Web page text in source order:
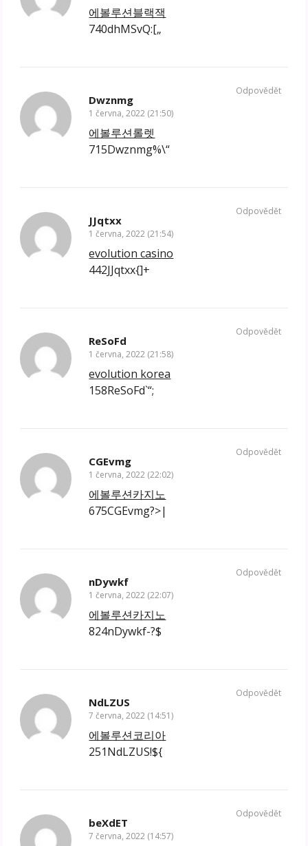
에볼루션블랙잭
740dhMSvQ:[„
Dwznmg
1 června, 2022 (21:50)
에볼루션롤렛
715Dwznmg%\“
Odpovědět
JJqtxx
1 června, 2022 (21:54)
evolution casino
442JJqtxx{]+
Odpovědět
ReSoFd
1 června, 2022 (21:58)
evolution korea
158ReSoFd`“;
Odpovědět
CGEvmg
1 června, 2022 (22:02)
에볼루션카지노
675CGEvmg?>|
Odpovědět
nDywkf
1 června, 2022 (22:07)
에볼루션카지노
824nDywkf-?$
Odpovědět
NdLZUS
7 června, 2022 (14:51)
에볼루션코리아
251NdLZUS!${
Odpovědět
beXdET
7 června, 2022 (14:57)
Odpovědět